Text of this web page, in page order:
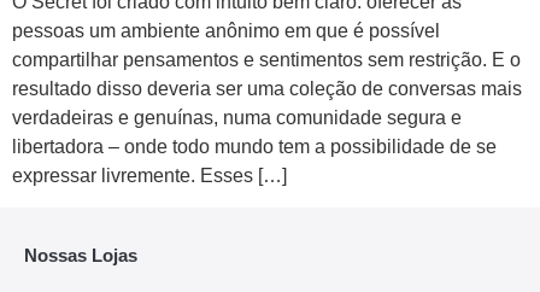
pessoas um ambiente anônimo em que é possível
compartilhar pensamentos e sentimentos sem restrição. E o
resultado disso deveria ser uma coleção de conversas mais
verdadeiras e genuínas, numa comunidade segura e
libertadora – onde todo mundo tem a possibilidade de se
expressar livremente. Esses […]
Nossas Lojas